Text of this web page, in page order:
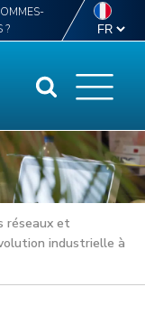
?
et
industrielle à